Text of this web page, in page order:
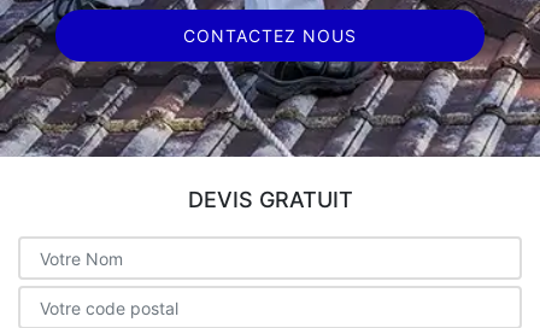
CONTACTEZ NOUS
DEVIS GRATUIT